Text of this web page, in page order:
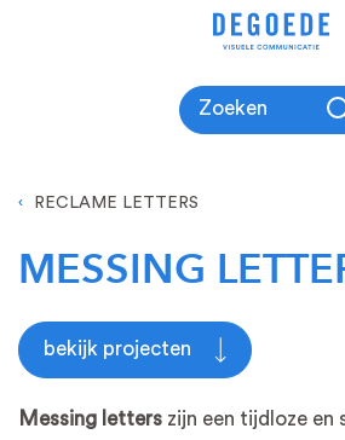
Zoeken
RECLAME LETTERS
MESSING
bekijk projecten
Messing letters zijn een tijdloze en